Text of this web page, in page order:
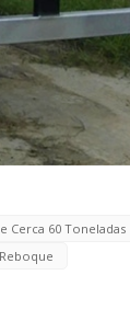
Cerca 60 Toneladas